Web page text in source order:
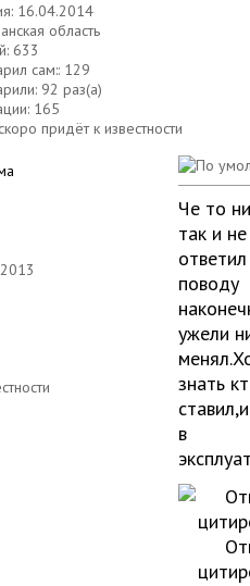
16.04.2014
область
633
сам:: 129
92 раз(а)
165
Че то
так и не
поводу
ужели
знать
в